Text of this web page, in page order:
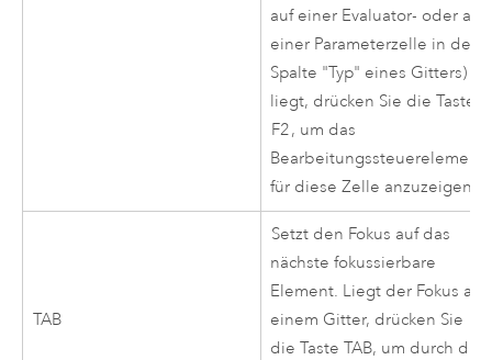
auf einer Evaluator- oder auf
einer Parameterzelle in der
Spalte "Typ" eines Gitters)
liegt, drücken Sie die Taste
F2, um das
Bearbeitungssteuerelement
für diese Zelle anzuzeigen.
TAB
Setzt den Fokus auf das
nächste fokussierbare
Element. Liegt der Fokus auf
einem Gitter, drücken Sie
die Taste TAB, um durch die